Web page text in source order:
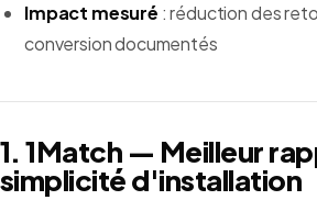
Impact mesuré : réduction des
conversion documentés
1. 1Match — Meilleur
simplicité d'installation